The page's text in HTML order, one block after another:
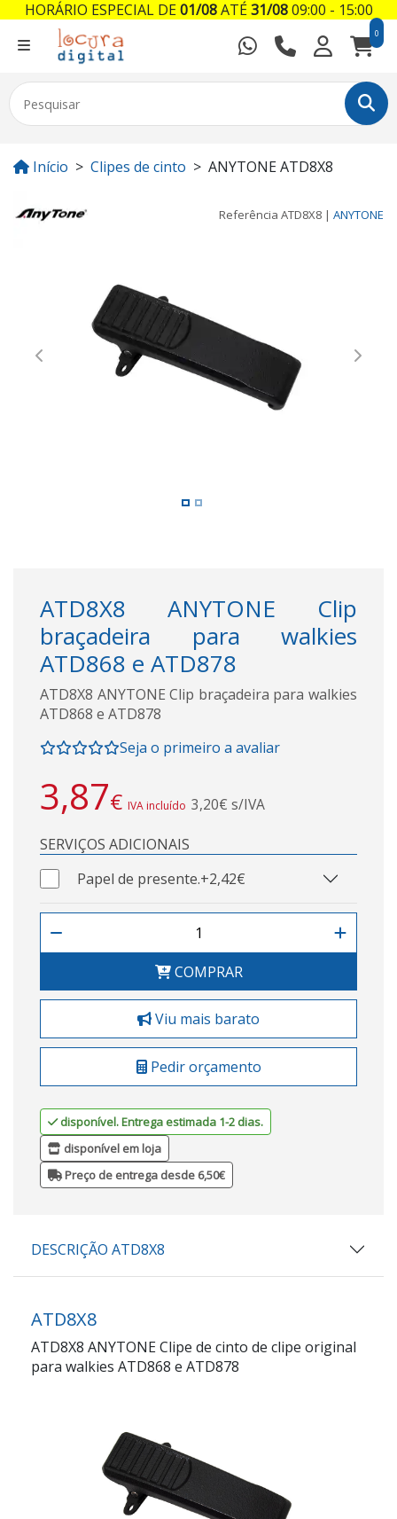
0
Início Clipes de cinto ANYTONE ATD8X8
Referência ATD8X8 | ANYTONE
Previous Next
ATD8X8 ANYTONE Clip
braçadeira para walkies
ATD868 e ATD878
ATD8X8 ANYTONE Clip braçadeira para walkies
ATD868 e ATD878
Seja o primeiro a avaliar
3,87€ IVA incluído 3,20€ s/IVA
SERVIÇOS ADICIONAIS
Papel de presente.+2,42€
COMPRAR
Viu mais barato
Pedir orçamento
disponível. Entrega estimada 1-2 dias.
disponível em loja
Preço de entrega desde 6,50€
DESCRIÇÃO ATD8X8
ATD8X8
ATD8X8 ANYTONE Clipe de cinto de clipe original
para walkies ATD868 e ATD878
HORÁRIO ESPECIAL DE01/08ATÉ31/0809:00 - 15:00